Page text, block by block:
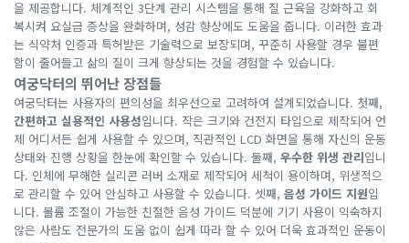
을 제공합니다. 체계적인 3단계 관리 시스템을 통해 질 근육을 강화하고 회
복시켜 요실금 증상을 완화하며, 성감 향상에도 도움을 줍니다. 이러한 효과
는 식약처 인증과 특허받은 기술력으로 보장되며, 꾸준히 사용할 경우 불편
함이 줄어들고 삶의 질이 크게 향상되는 것을 경험할 수 있습니다.
여궁닥터의 뛰어난 장점들
여궁닥터는 사용자의 편의성을 최우선으로 고려하여 설계되었습니다. 첫째,
간편하고 실용적인 사용성입니다. 작은 크기와 건전지 타입으로 제작되어 언
제 어디서든 쉽게 사용할 수 있으며, 직관적인 LCD 화면을 통해 자신의 운동
상태와 진행 상황을 한눈에 확인할 수 있습니다. 둘째, 우수한 위생 관리입니
다. 인체에 무해한 실리콘 러버 소재로 제작되어 세척이 용이하며, 위생적으
로 관리할 수 있어 안심하고 사용할 수 있습니다. 셋째, 음성 가이드 지원입
니다. 볼륨 조절이 가능한 친절한 음성 가이드 덕분에 기기 사용이 익숙하지
않은 사람도 전문가의 도움 없이 쉽게 따라 할 수 있어 더욱 효과적인 운동이